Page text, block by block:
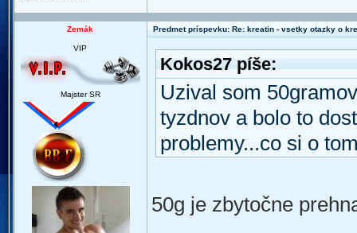
Zemák Predmet príspevku: Re: kreatin - vsetky otazky o
VIP
Majster SR
Kokos27 píše:
Uzival som
tyzdnov a bolo to
problemy...co si o
50g je zbytočne